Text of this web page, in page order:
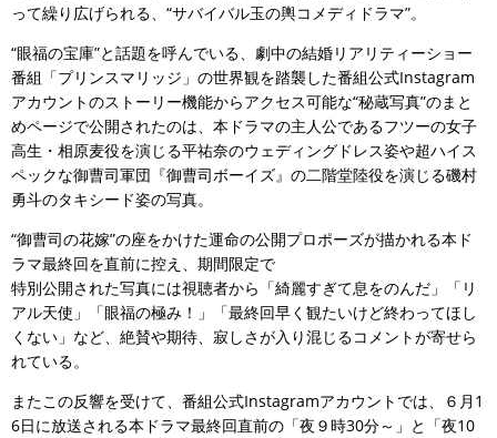
って繰り広げられる、“サバイバル玉の輿コメディドラマ”。
“眼福の宝庫”と話題を呼んでいる、劇中の結婚リアリティーショー
番組「プリンスマリッジ」の世界観を踏襲した番組公式Instagram
アカウントのストーリー機能からアクセス可能な“秘蔵写真”のまと
めページで公開されたのは、本ドラマの主人公であるフツーの女子
高生・相原麦役を演じる平祐奈のウェディングドレス姿や超ハイス
ペックな御曹司軍団『御曹司ボーイズ』の二階堂陸役を演じる磯村
勇斗のタキシード姿の写真。
“御曹司の花嫁”の座をかけた運命の公開プロポーズが描かれる本ド
ラマ最終回を直前に控え、期間限定で
特別公開された写真には視聴者から「綺麗すぎて息をのんだ」「リ
アル天使」「眼福の極み！」「最終回早く観たいけど終わってほし
くない」など、絶賛や期待、寂しさが入り混じるコメントが寄せら
れている。
またこの反響を受けて、番組公式Instagramアカウントでは、６月1
6日に放送される本ドラマ最終回直前の「夜９時30分～」と「夜10